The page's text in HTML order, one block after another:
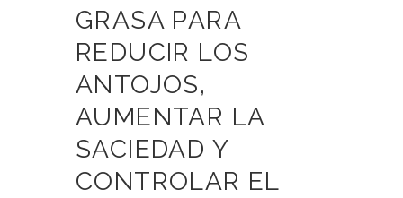
GRASA PARA
REDUCIR LOS
ANTOJOS,
AUMENTAR LA
SACIEDAD Y
CONTROLAR EL